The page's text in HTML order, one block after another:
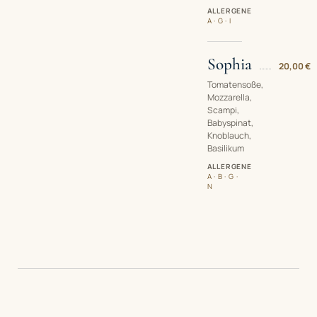
ALLERGENE
A · G · I
Sophia
20,00 €
Tomatensoße,
Mozzarella,
Scampi,
Babyspinat,
Knoblauch,
Basilikum
ALLERGENE
A · B · G ·
N